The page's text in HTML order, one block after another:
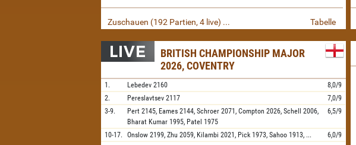
Zuschauen (192 Partien, 4 live) ... Tabelle
BRITISH CHAMPIONSHIP MAJOR
2026, COVENTRY
1. Lebedev 2160
8,0/9
2.
Pereslavtsev 2117
7,0/9
3-9.
Pert 2145, Eames 2144,Schroer 2071,Compton 2026,Schell
2006,
Bharat Kumar 1995, Patel 1975
6,5/9
10-17. Onslow 2199,Zhu 2059, Kilambi 2021, Pick 1973,Sahoo 1913, ... 6,0/9